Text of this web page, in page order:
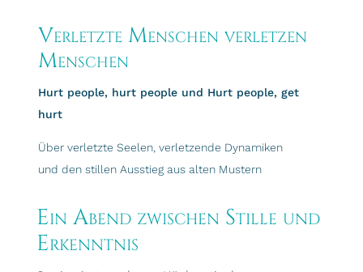
Verletzte Menschen verletzen
Menschen
Hurt people, hurt people und Hurt people, get
hurt
Über verletzte Seelen, verletzende Dynamiken
und den stillen Ausstieg aus alten Mustern
Ein Abend zwischen Stille und
Erkenntnis